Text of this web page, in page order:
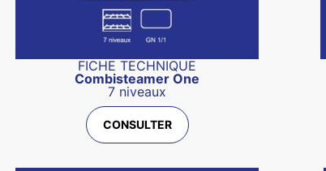
FICHE TECHNIQUE
Combisteamer One
7 niveaux
CONSULTER